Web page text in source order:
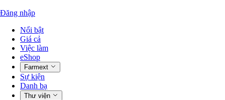
Đăng nhập
Nổi bật
Giá cả
Việc làm
eShop
Farmext
Sự kiện
Danh bạ
Thư viện